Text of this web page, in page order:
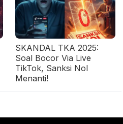
SKANDAL TKA 2025:
Soal Bocor Via Live
TikTok, Sanksi Nol
Menanti!